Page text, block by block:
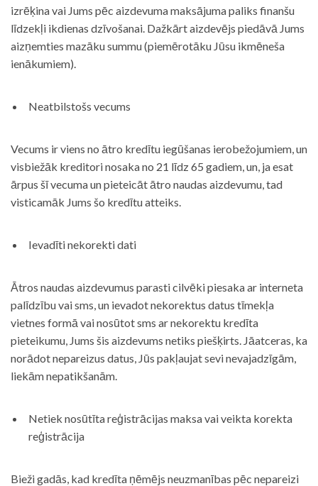
izrēķina vai Jums pēc aizdevuma maksājuma paliks finanšu
līdzekļi ikdienas dzīvošanai. Dažkārt aizdevējs piedāvā Jums
aizņemties mazāku summu (piemērotāku Jūsu ikmēneša
ienākumiem).
Neatbilstošs vecums
Vecums ir viens no ātro kredītu iegūšanas ierobežojumiem, un
visbiežāk kreditori nosaka no 21 līdz 65 gadiem, un, ja esat
ārpus šī vecuma un pieteicāt ātro naudas aizdevumu, tad
visticamāk Jums šo kredītu atteiks.
Ievadīti nekorekti dati
Ātros naudas aizdevumus parasti cilvēki piesaka ar interneta
palīdzību vai sms, un ievadot nekorektus datus tīmekļa
vietnes formā vai nosūtot sms ar nekorektu kredīta
pieteikumu, Jums šis aizdevums netiks piešķirts. Jāatceras, ka
norādot nepareizus datus, Jūs pakļaujat sevi nevajadzīgām,
liekām nepatikšanām.
Netiek nosūtīta reģistrācijas maksa vai veikta korekta
reģistrācija
Bieži gadās, kad kredīta ņēmējs neuzmanības pēc nepareizi